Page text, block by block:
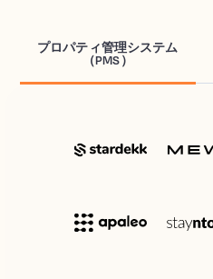
プロパティ管理システム
（PMS）